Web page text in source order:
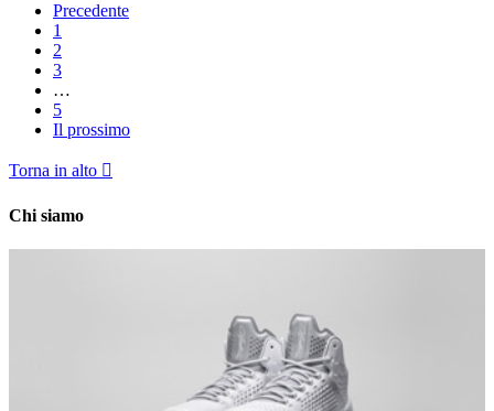
Precedente
1
2
3
…
5
Il prossimo
Torna in alto 
Chi siamo